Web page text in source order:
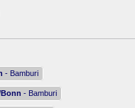
- Bamburi
- Bamburi